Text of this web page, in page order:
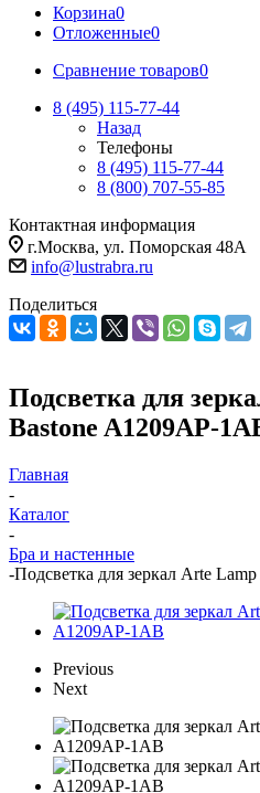
Корзина0
Отложенные0
Сравнение товаров0
8 (495) 115-77-44
Назад
Телефоны
8 (495) 115-77-44
8 (800) 707-55-85
Контактная информация
г.Москва, ул. Поморская 48А
info@lustrabra.ru
Поделиться
Подсветка для
Bastone A1209AP-
Главная
-
Каталог
-
Бра и настенные
-Подсветка для зеркал Arte
Previous
Next